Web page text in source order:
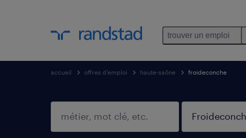
trouver un emploi
accueil offres d'emploi haute-saône froideconche